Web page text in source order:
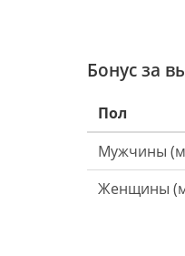
Бонус за
Пол
Мужчины
Женщины